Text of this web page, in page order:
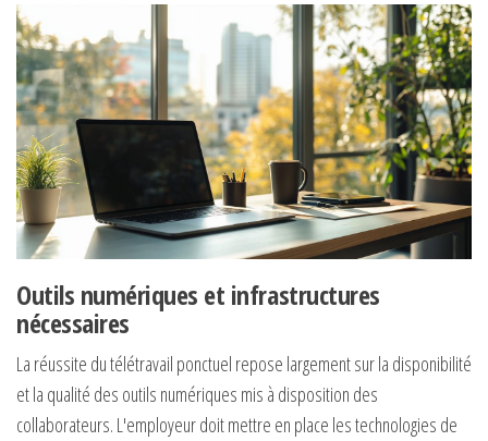
Outils numériques et infrastructures
nécessaires
La réussite du télétravail ponctuel repose largement sur la disponibilité
et la qualité des outils numériques mis à disposition des
collaborateurs. L'employeur doit mettre en place les technologies de